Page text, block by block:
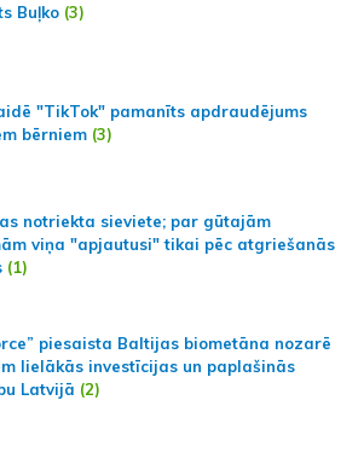
Buļko (3)
"TikTok" pamanīts apdraudējums
bērniem (3)
notriekta sieviete; par gūtajām
viņa "apjautusi" tikai pēc atgriešanās
(1)
piesaista Baltijas biometāna nozarē
lielākās investīcijas un paplašinās
Latvijā (2)